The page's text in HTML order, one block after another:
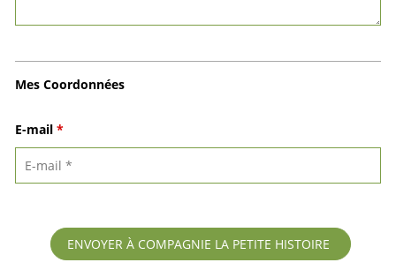
Mes Coordonnées
E-mail *